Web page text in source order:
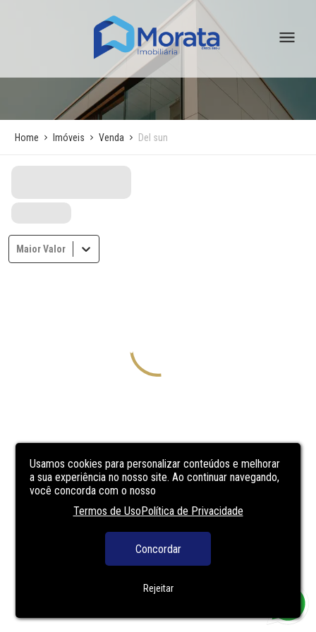
Usamos cookies para personalizar conteúdos e melhorar
a sua experiência no nosso site. Ao continuar navegando,
você concorda com o nosso
Termos de UsoPolítica de Privacidade
Concordar
Rejeitar
Home Imóveis Venda Del sun
Maior Valor